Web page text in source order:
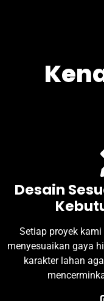
Desain
Setiap proyek
menyesuaikan gaya
karakter lahan